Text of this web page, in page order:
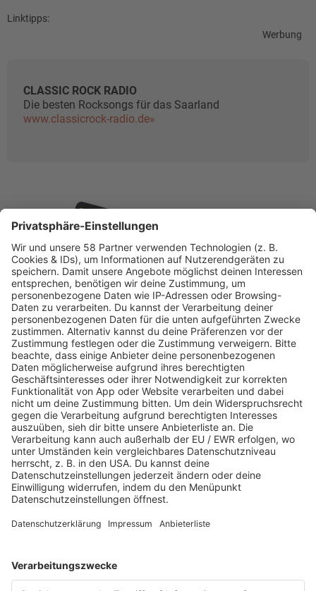
Linktipps:
Werbung
CLASSIC ROCK RADIO
Die besten Rocksongs für das Saarland
www.classicrock-radio.de»
Alexa-Skill
ALEXA, SPIELE
ALLE INFOS